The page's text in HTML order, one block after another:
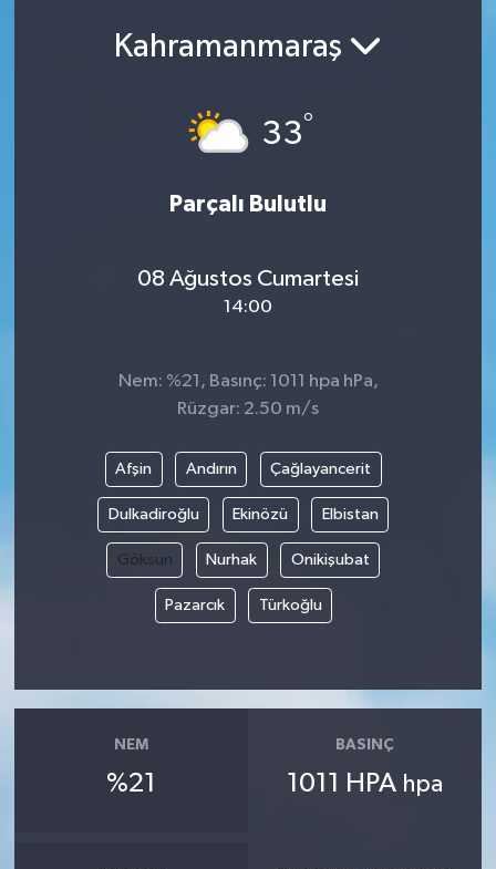
Kahramanmaraş
33°
Parçalı Bulutlu
08 Ağustos Cumartesi
14:00
Nem: %21, Basınç: 1011 hpa hPa,
Rüzgar: 2.50 m/s
Afşin Andırın Çağlayancerit
Dulkadiroğlu Ekinözü Elbistan
Göksun Nurhak Onikişubat
Pazarcık Türkoğlu
NEM
%21
BASINÇ
1011 HPA hpa